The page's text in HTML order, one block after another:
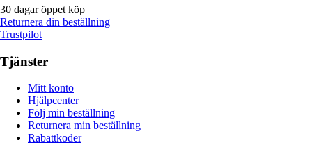
30 dagar öppet köp
Returnera din beställning
Trustpilot
Tjänster
Mitt konto
Hjälpcenter
Följ min beställning
Returnera min beställning
Rabattkoder